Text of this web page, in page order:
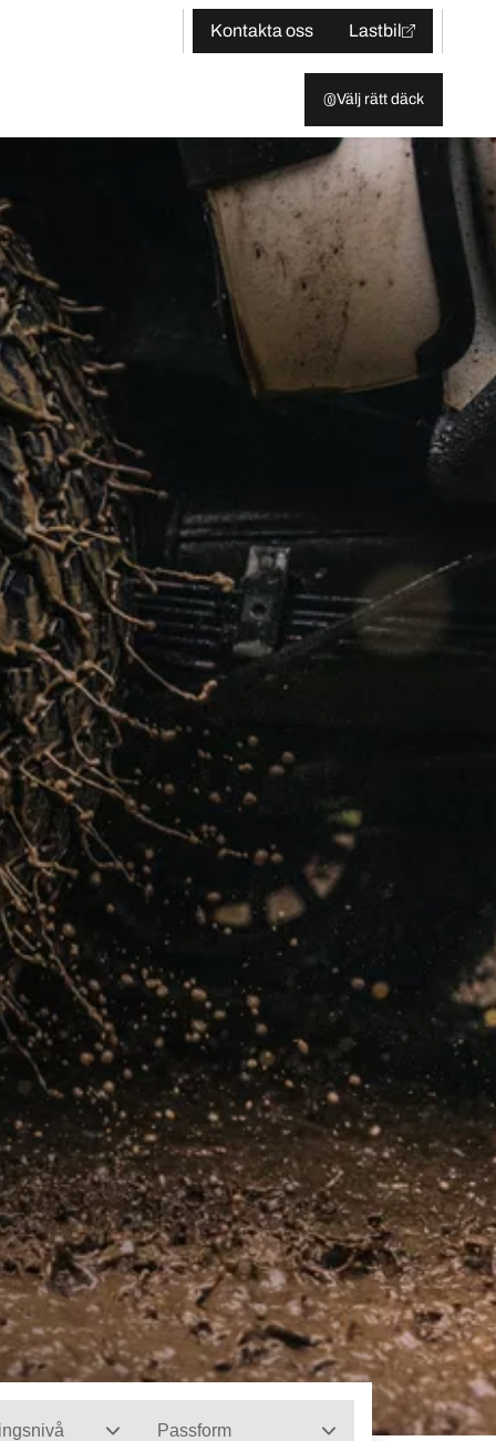
Kontakta oss Lastbil
Välj rätt däck
Passform